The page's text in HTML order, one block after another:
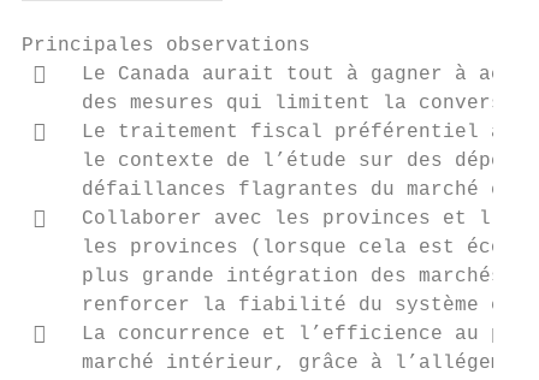
Principales observations
   Le Canada aurait tout à gagner à
des mesures qui limitent la
   Le traitement fiscal préférentiel
le contexte de l’étude sur des
défaillances flagrantes du marché et
   Collaborer avec les provinces et
les provinces (lorsque cela est
plus grande intégration des marchés
renforcer la fiabilité du système et
   La concurrence et l’efficience au
marché intérieur, grâce à